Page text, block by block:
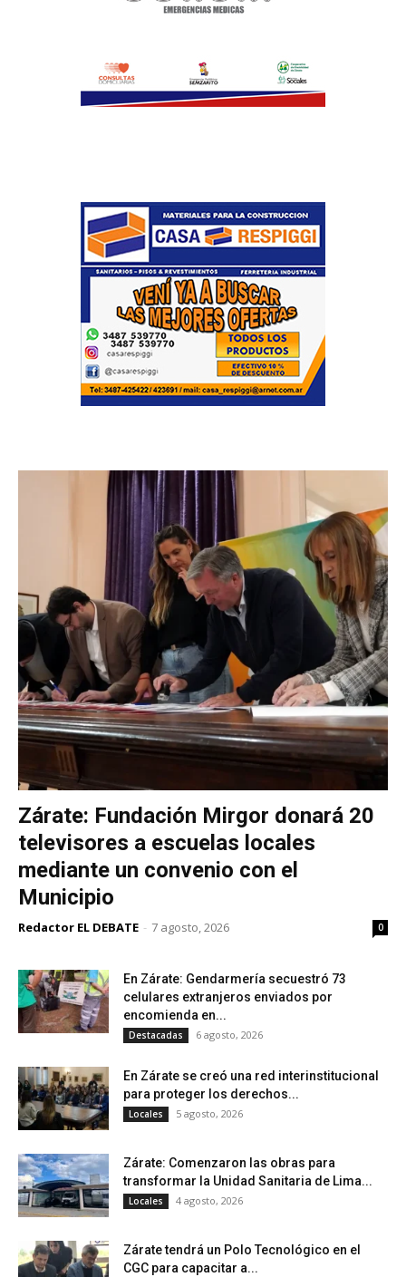
Zárate: Fundación Mirgor donará 20
televisores a escuelas locales
mediante un convenio con el
Municipio
Redactor EL DEBATE - 7 agosto, 2026 0
En Zárate: Gendarmería secuestró 73
celulares extranjeros enviados por
encomienda en...
Destacadas 6 agosto, 2026
En Zárate se creó una red interinstitucional
para proteger los derechos...
Locales 5 agosto, 2026
Zárate: Comenzaron las obras para
transformar la Unidad Sanitaria de Lima...
Locales 4 agosto, 2026
Zárate tendrá un Polo Tecnológico en el
CGC para capacitar a...